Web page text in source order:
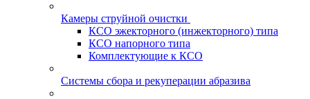
Камеры струйной очистки
КСО эжекторного (инжекторного) типа
КСО напорного типа
Комплектующие к КСО
Системы сбора и рекуперации абразива